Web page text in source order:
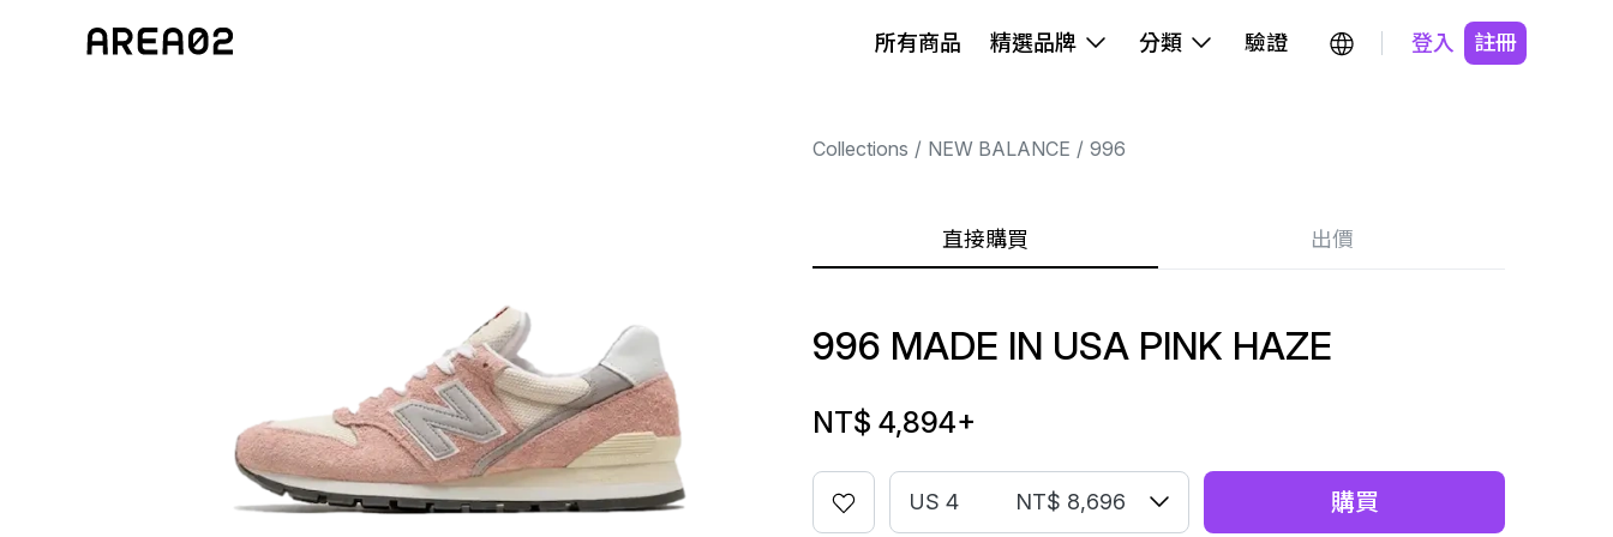
所有商品 精選品牌 分類 驗證 登入 註冊
Collections NEW BALANCE 996
直接購買 出價
996 MADE IN USA PINK HAZE
NT$ 4,894+
US 4 NT$ 8,696 購買